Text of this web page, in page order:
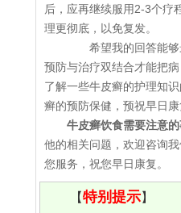
后，应再继续服用2-3个疗
理更彻底，以免复发。
希望我的回答能够
预防与治疗双结合才能把
了解一些牛皮癣的护理知
癣的预防保健，预祝早日康
牛皮癣饮食需要注意
他的相关问题，欢迎咨询
您服务，祝您早日康复。
【特别提示】